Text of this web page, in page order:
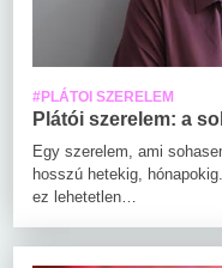
#PLÁTOI SZERELEM
Plátói szerelem: a
Egy szerelem, ami
hosszú hetekig,
ez lehetetlen…